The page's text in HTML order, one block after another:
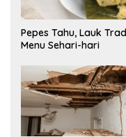
Pepes Tahu, Lauk
Menu Sehari-hari